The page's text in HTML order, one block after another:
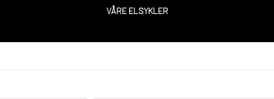
VÅRE ELSYKLER